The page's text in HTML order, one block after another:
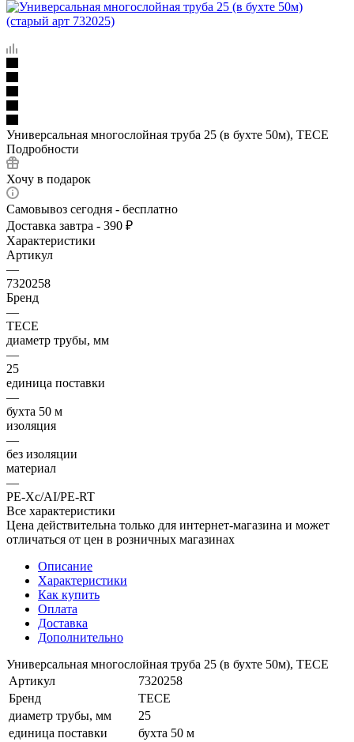
Универсальная многослойная труба 25 (в бухте 50м), TECE
Подробности
Хочу в подарок
Самовывоз сегодня - бесплатно
Доставка завтра - 390 ₽
Характеристики
Артикул
—
7320258
Бренд
—
TECE
диаметр трубы, мм
—
25
единица поставки
—
бухта 50 м
изоляция
—
без изоляции
материал
—
PE-Xc/AI/PE-RT
Все характеристики
Цена действительна только для интернет-магазина и может
отличаться от цен в розничных магазинах
Описание
Характеристики
Как купить
Оплата
Доставка
Дополнительно
Универсальная многослойная труба 25 (в бухте 50м), TECE
Артикул
7320258
Бренд
TECE
диаметр трубы, мм
25
единица поставки
бухта 50 м